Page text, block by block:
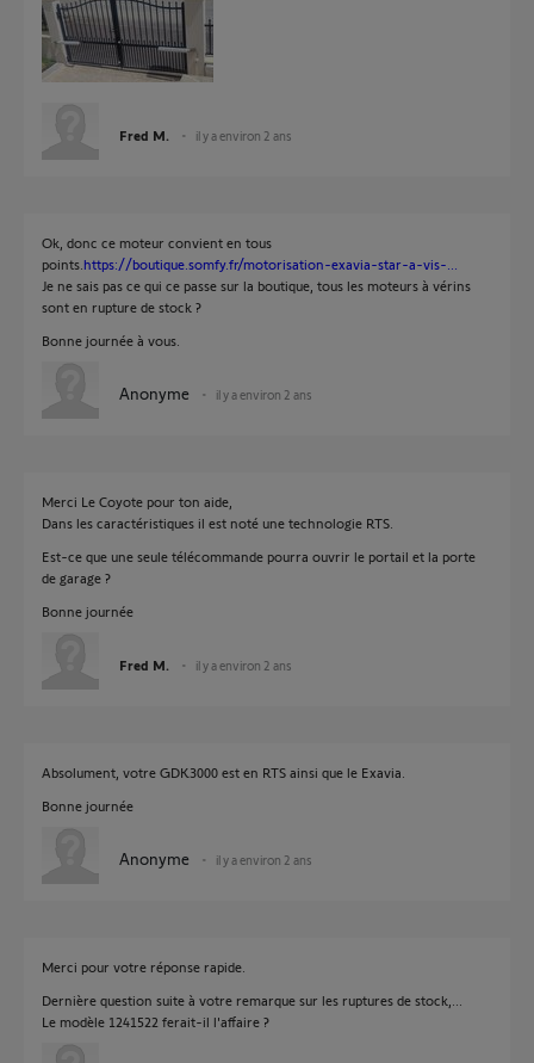
Fred M. il y a environ 2 ans
Ok, donc ce moteur convient en tous
points. https://boutique.somfy.fr/motorisation-exavia-star-a-vis-...
Je ne sais pas ce qui ce passe sur la boutique, tous les moteurs à vérins
sont en rupture de stock ?
Bonne journée à vous.
Anonyme il y a environ 2 ans
Merci Le Coyote pour ton aide,
Dans les caractéristiques il est noté une technologie RTS.
Est-ce que une seule télécommande pourra ouvrir le portail et la porte
de garage ?
Bonne journée
Fred M. il y a environ 2 ans
Absolument, votre GDK3000 est en RTS ainsi que le Exavia.
Bonne journée
Anonyme il y a environ 2 ans
Merci pour votre réponse rapide.
Dernière question suite à votre remarque sur les ruptures de stock,...
Le modèle 1241522 ferait-il l'affaire ?